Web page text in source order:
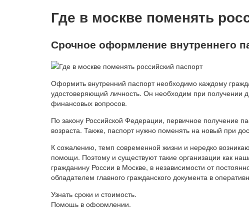
Где в москве поменять
Срочное оформление внутреннего
Оформить внутренний паспорт необходимо каждому
удостоверяющий личность. Он необходим при получении
финансовых вопросов.
По закону Российской Федерации, первичное получение
возраста. Также, паспорт нужно поменять на новый при
К сожалению, темп современной жизни и нередко
помощи. Поэтому и существуют такие организации как
гражданину России в Москве, в независимости от
обладателем главного гражданского документа в
Узнать сроки и стоимость.
Помощь в оформлении.